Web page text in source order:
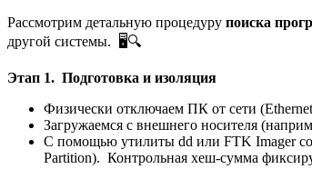
Рассмотрим детальную процедуру поиска
другой системы. 🖥️🔍
Этап 1. Подготовка и изоляция
Физически отключаем ПК от сети
Загружаемся с внешнего носителя
С помощью утилиты dd или FTK Imager
Partition). Контрольная хеш-сумма